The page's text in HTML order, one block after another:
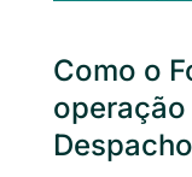
Como o